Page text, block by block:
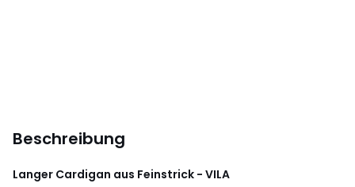
Beschreibung
Langer Cardigan aus Feinstrick - VILA